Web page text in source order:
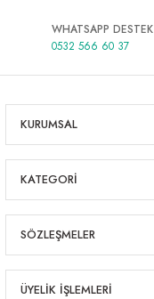
WHATSAPP DESTEK
0532 566 60 37
KURUMSAL
KATEGORİ
SÖZLEŞMELER
ÜYELİK İŞLEMLERİ